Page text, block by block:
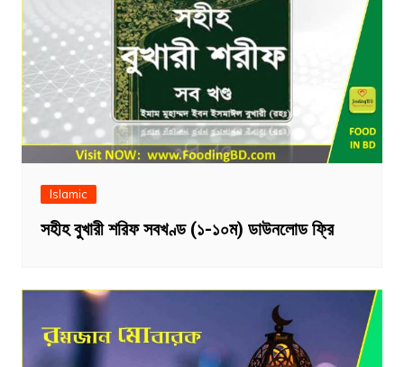
Islamic
সহীহ বুখারী শরিফ সবখণ্ড (১-১০ম) ডাউনলোড ফ্রি